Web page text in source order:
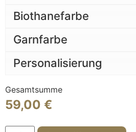
Biothanefarbe
Garnfarbe
Personalisierung
Gesamtsumme
59,00 €